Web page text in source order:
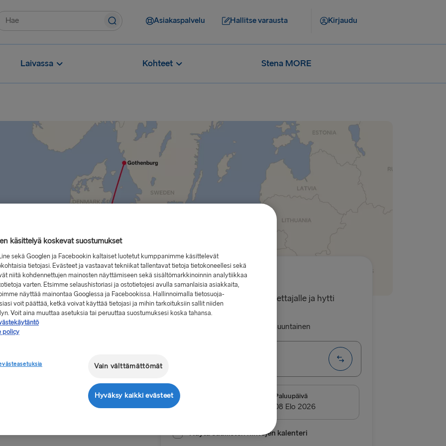
Asiakaspalvelu Hallitse varausta Kirjaudu
Laivassa Kohteet Stena MORE
menoa ja
välillä.
Alkaen 191.10€
, menomatkasta autolle, kuljettajalle ja hytti
Yhdensuuntainen
Frederikshavn → Gothenburg
Paluupäivä
Näytä edullisten hintojen kalenteri
käsittelyä koskevat suostumukset
sekä Googlen ja Facebookin kaltaiset luotetut kumppanimme käsittelevät
tietojasi. Evästeet ja vastaavat tekniikat tallentavat tietoja tietokoneellesi sekä
niitä kohdennettujen mainosten näyttämiseen sekä sisältömarkkinoinnin analytiikkaa
varten. Etsimme selaushistoriasi ja ostotietojesi avulla samanlaisia asiakkaita,
näyttää mainontaa Googlessa ja Facebookissa. Hallinnoimalla tietosuoja-
voit päättää, ketkä voivat käyttää tietojasi ja mihin tarkoituksiin sallit niiden
Voit aina muuttaa asetuksia tai peruuttaa suostumuksesi koska tahansa.
policy
Vain välttämättömät
Hyväksy kaikki evästeet